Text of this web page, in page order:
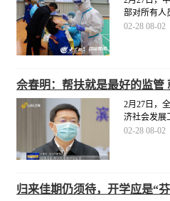
部对所有人
检测，严格
02-28 08-02
佘春明：帮扶就是最好的监管
2月27日，
济社会发展
出了统筹推
02-28 08-02
归来佳期仍须待，开学应是“